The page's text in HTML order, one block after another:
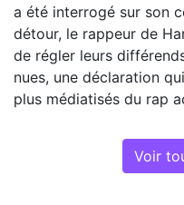
a été interrogé sur son
détour, le rappeur de
de régler leurs
nues, une déclaration
plus médiatisés du rap
Voir